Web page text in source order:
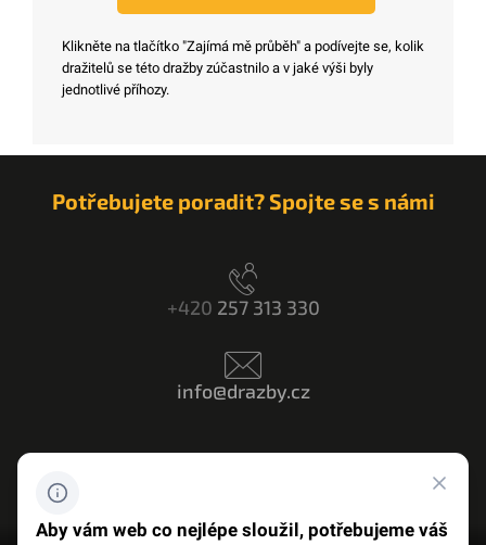
Klikněte na tlačítko "Zajímá mě průběh" a podívejte se, kolik
dražitelů se této dražby zúčastnilo a v jaké výši byly
jednotlivé příhozy.
Potřebujete poradit? Spojte se s námi
+420 257 313 330
info@drazby.cz
Aby vám web co nejlépe sloužil, potřebujeme váš